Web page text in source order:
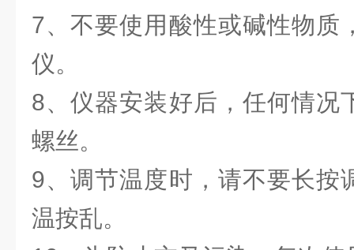
7、不要使用酸性或碱性物质
仪。
8、仪器安装好后，任何情况
螺丝。
9、调节温度时，请不要长按
温按乱。